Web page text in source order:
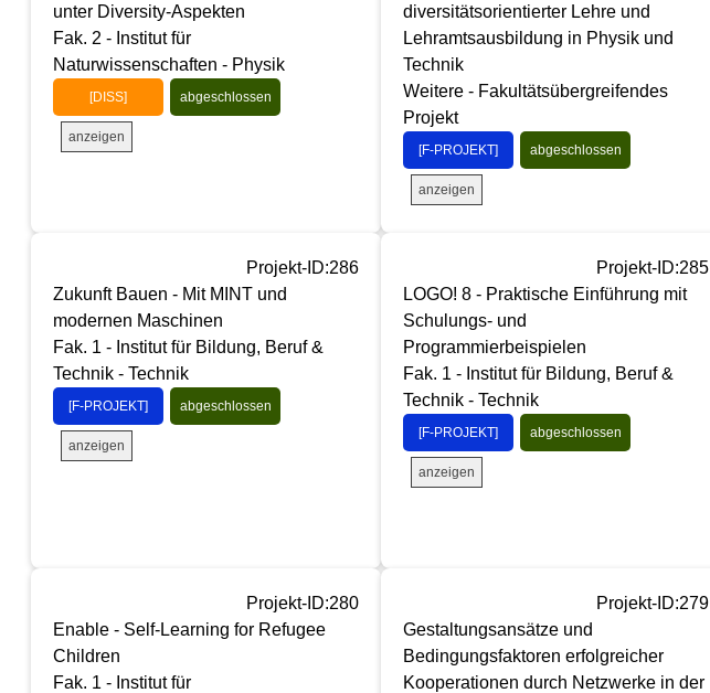
unter Diversity-Aspekten
Fak. 2 - Institut für
Naturwissenschaften - Physik
[DISS] abgeschlossen
anzeigen
diversitätsorientierter Lehre und
Lehramtsausbildung in Physik und
Technik
Weitere - Fakultätsübergreifendes
Projekt
[F-PROJEKT] abgeschlossen
anzeigen
Projekt-ID:286
Zukunft Bauen - Mit MINT und
modernen Maschinen
Fak. 1 - Institut für Bildung, Beruf &
Technik - Technik
[F-PROJEKT] abgeschlossen
anzeigen
Projekt-ID:285
LOGO! 8 - Praktische Einführung mit
Schulungs- und
Programmierbeispielen
Fak. 1 - Institut für Bildung, Beruf &
Technik - Technik
[F-PROJEKT] abgeschlossen
anzeigen
Projekt-ID:280
Enable - Self-Learning for Refugee
Children
Fak. 1 - Institut für
Projekt-ID:279
Gestaltungsansätze und
Bedingungsfaktoren erfolgreicher
Kooperationen durch Netzwerke in der